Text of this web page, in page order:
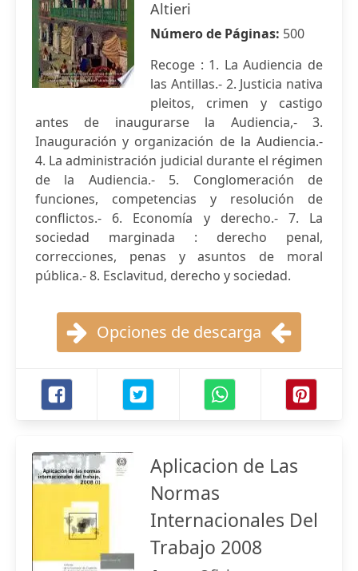
Altieri
Número de Páginas: 500
Recoge : 1. La Audiencia de
las Antillas.- 2. Justicia nativa
pleitos, crimen y castigo
antes de inaugurarse la Audiencia,- 3.
Inauguración y organización de la Audiencia.-
4. La administración judicial durante el régimen
de la Audiencia.- 5. Conglomeración de
funciones, competencias y resolución de
conflictos.- 6. Economía y derecho.- 7. La
sociedad marginada : derecho penal,
correcciones, penas y asuntos de moral
pública.- 8. Esclavitud, derecho y sociedad.
Opciones de descarga
Aplicacion de Las
Normas
Internacionales Del
Trabajo 2008